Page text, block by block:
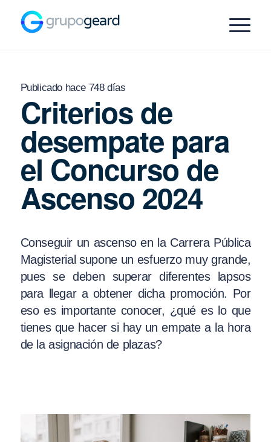
Publicado hace 748 días
Criterios de
desempate para
el Concurso de
Ascenso 2024
Conseguir un ascenso en la Carrera Pública
Magisterial supone un esfuerzo muy grande,
pues se deben superar diferentes lapsos
para llegar a obtener dicha promoción. Por
eso es importante conocer, ¿qué es lo que
tienes que hacer si hay un empate a la hora
de la asignación de plazas?